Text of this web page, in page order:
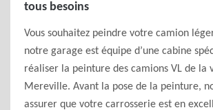
tous besoins
Vous souhaitez peindre votre camion
notre garage est équipe d’une cabine
réaliser la peinture des camions VL de la
Mereville. Avant la pose de la peinture,
assurer que votre carrosserie est en